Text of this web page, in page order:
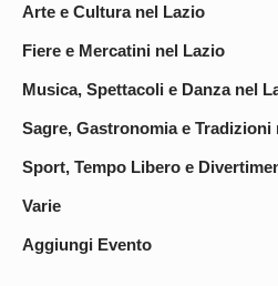
Arte e Cultura nel Lazio
Fiere e Mercatini nel Lazio
Musica, Spettacoli e Danza nel
Sagre, Gastronomia e Tradizioni
Sport, Tempo Libero e
Varie
Aggiungi Evento